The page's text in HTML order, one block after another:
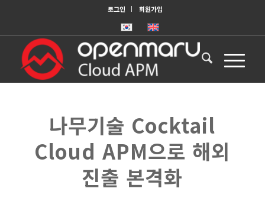
로그인 회원가입
나무기술 Cocktail
Cloud APM으로 해외
진출 본격화